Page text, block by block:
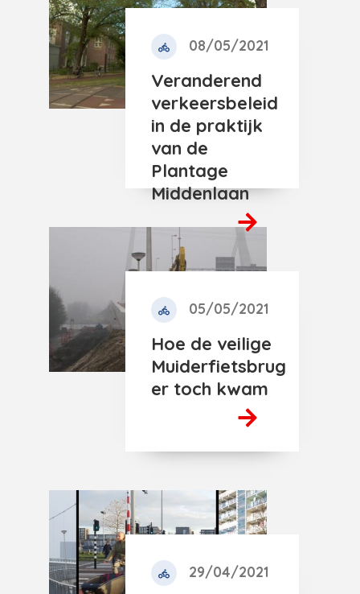
08/05/2021
Veranderend
verkeersbeleid
in de praktijk
van de
Plantage
Middenlaan
05/05/2021
Hoe de veilige
Muiderfietsbrug
er toch kwam
29/04/2021